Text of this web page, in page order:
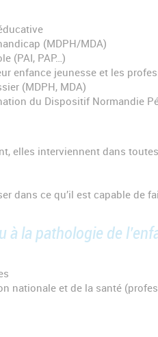
(MDPH/MDA)
(PAI, PAP…)
enfance jeunesse et les
(MDPH, MDA)
du Dispositif Normandie
elles interviennent dans
dans ce qu’il est capable de
la pathologie de
nationale et de la santé